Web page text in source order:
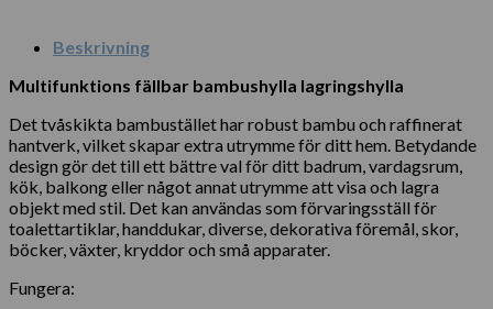
Beskrivning
Multifunktions fällbar bambushylla lagringshylla
Det tvåskikta bambustället har robust bambu och raffinerat
hantverk, vilket skapar extra utrymme för ditt hem. Betydande
design gör det till ett bättre val för ditt badrum, vardagsrum,
kök, balkong eller något annat utrymme att visa och lagra
objekt med stil. Det kan användas som förvaringsställ för
toalettartiklar, handdukar, diverse, dekorativa föremål, skor,
böcker, växter, kryddor och små apparater.
Fungera: